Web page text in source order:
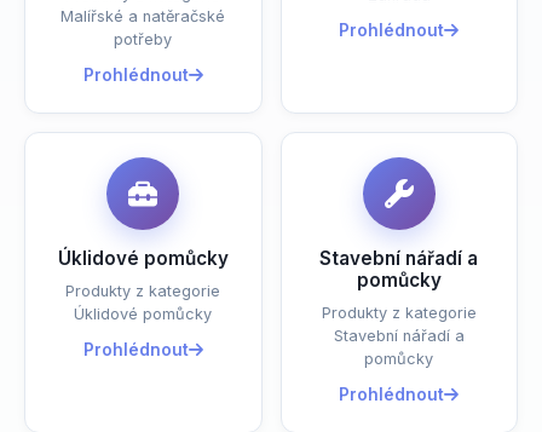
Malířské a natěračské
potřeby
Prohlédnout
Prohlédnout
Úklidové pomůcky
Produkty z kategorie
Úklidové pomůcky
Prohlédnout
Stavební nářadí a
pomůcky
Produkty z kategorie
Stavební nářadí a
pomůcky
Prohlédnout